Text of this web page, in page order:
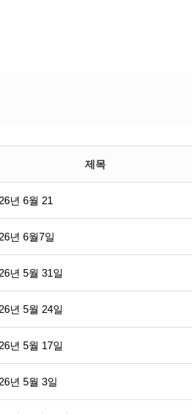
제목
년 6월 21
년 6월7일
년 5월 31일
년 5월 24일
년 5월 17일
년 5월 3일